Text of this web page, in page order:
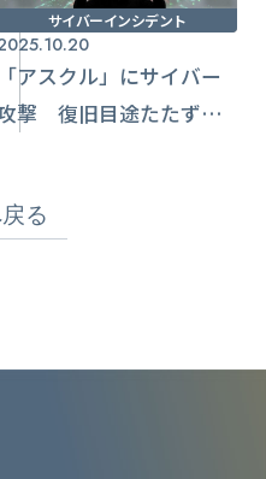
サイバーインシデント
「アスクル」にサイバー
撃 復旧目途たたず、
る